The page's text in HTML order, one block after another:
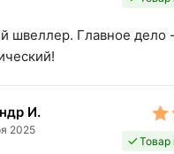
швеллер. Главное дело
И.
2025
Товар